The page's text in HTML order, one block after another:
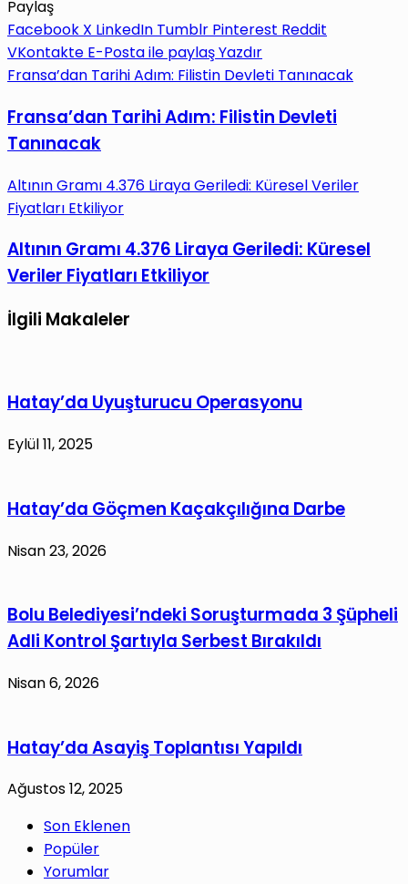
Paylaş
Facebook X LinkedIn Tumblr Pinterest Reddit
VKontakte E-Posta ile paylaşYazdır
Fransa’dan Tarihi Adım: Filistin Devleti Tanınacak
Fransa’dan Tarihi Adım: Filistin Devleti
Tanınacak
Altının Gramı 4.376 Liraya Geriledi: Küresel Veriler
Fiyatları Etkiliyor
Altının Gramı 4.376 Liraya Geriledi: Küresel
Veriler Fiyatları Etkiliyor
İlgili Makaleler
Hatay’da Uyuşturucu Operasyonu
Eylül 11, 2025
Hatay’da Göçmen Kaçakçılığına Darbe
Nisan 23, 2026
Bolu Belediyesi’ndeki Soruşturmada 3 Şüpheli
Adli Kontrol Şartıyla Serbest Bırakıldı
Nisan 6, 2026
Hatay’da Asayiş Toplantısı Yapıldı
Ağustos 12, 2025
Son Eklenen
Popüler
Yorumlar